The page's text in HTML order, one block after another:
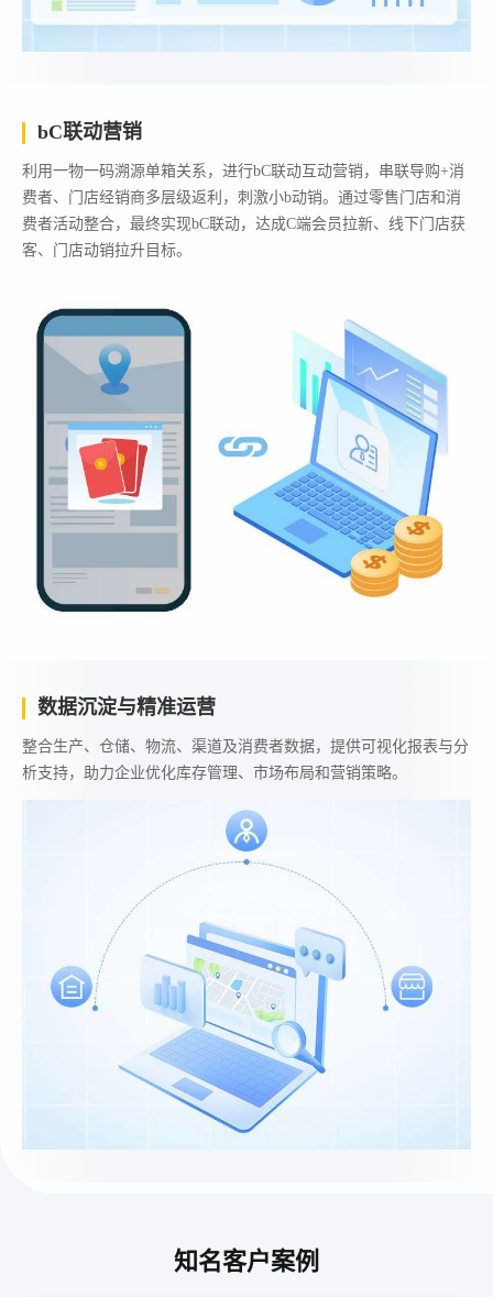
bC联动营销
利用一物一码溯源单箱关系，进行bC联动互动营销，串联导购+消
费者、门店经销商多层级返利，刺激小b动销。通过零售门店和消
费者活动整合，最终实现bC联动，达成C端会员拉新、线下门店获
客、门店动销拉升目标。
数据沉淀与精准运营
整合生产、仓储、物流、渠道及消费者数据，提供可视化报表与分
析支持，助力企业优化库存管理、市场布局和营销策略。
知名客户案例